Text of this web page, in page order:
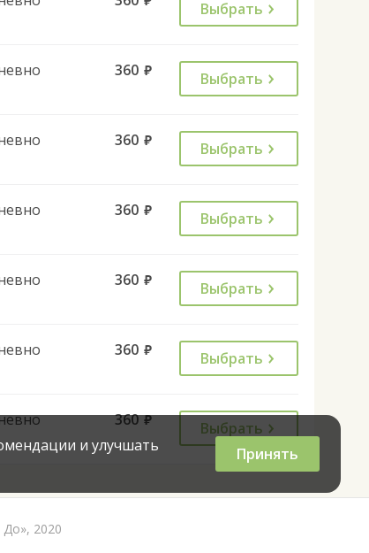
Выбрать
360 руб. Выбрать
360 руб. Выбрать
360 руб. Выбрать
360 руб. Выбрать
360 руб. Выбрать
360 руб.
Выбрать
и улучшать
Принять
2020